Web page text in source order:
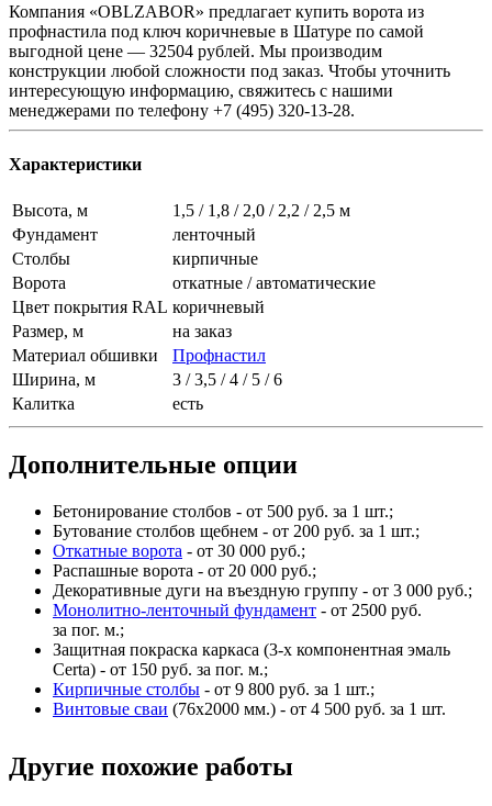
Компания «OBLZABOR» предлагает купить ворота из
профнастила под ключ коричневые в Шатуре по самой
выгодной цене — 32504 рублей. Мы производим
конструкции любой сложности под заказ. Чтобы уточнить
интересующую информацию, свяжитесь с нашими
менеджерами по телефону +7 (495) 320-13-28.
Характеристики
Высота, м
1,5 / 1,8 / 2,0 / 2,2 / 2,5 м
Фундамент
ленточный
Столбы
кирпичные
Ворота
откатные / автоматические
Цвет покрытия RAL коричневый
Размер, м
на заказ
Материал обшивки
Профнастил
Ширина, м
3 / 3,5 / 4 / 5 / 6
Калитка
есть
Дополнительные опции
Бетонирование столбов - от 500 руб. за 1 шт.;
Бутование столбов щебнем - от 200 руб. за 1 шт.;
Откатные ворота - от 30 000 руб.;
Распашные ворота - от 20 000 руб.;
Декоративные дуги на въездную группу - от 3 000 руб.;
Монолитно-ленточный фундамент - от 2500 руб.
за пог. м.;
Защитная покраска каркаса (3-х компонентная эмаль
Certa) - от 150 руб. за пог. м.;
Кирпичные столбы - от 9 800 руб. за 1 шт.;
Винтовые сваи (76x2000 мм.) - от 4 500 руб. за 1 шт.
Другие похожие работы